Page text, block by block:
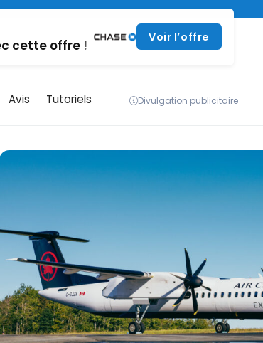
cette offre !
Voir l’offre
Avis Tutoriels Divulgation publicitaire